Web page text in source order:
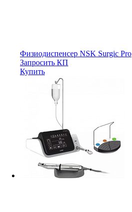
Физиодиспенсер NSK Surgic Pro
Запросить КП
Купить